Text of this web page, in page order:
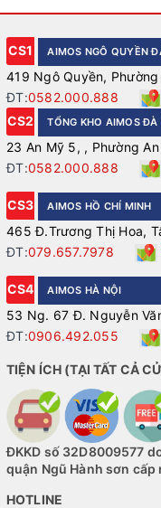
CS1 AIMOS NGÔ QUYỀN
419 Ngô Quyền,
ĐT:0582.000.888
CS2
TỔNG KHO AIMOS ĐÀ
23 An Mỹ 5, , Phường
ĐT:0582.000.888
CS3 AIMOS HỒ CHÍ MINH
465 Đ.Trương Thị Hoa,
ĐT:079.657.7978
CS4 AIMOS HÀ NỘI
53 Ng. 67 Đ. Nguyễn
ĐT:0906.492.055
TIỆN ÍCH (TẠI TẤT CẢ
ĐKKD số 32D8009577
quận Ngũ Hành sơn cấp
HOTLINE